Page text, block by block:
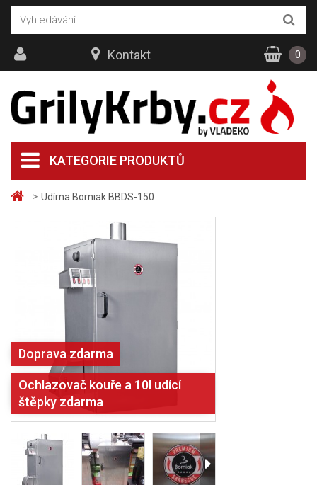
> Udírna Borniak BBDS-150
Doprava zdarma
Ochlazovač kouře a 10l udící
štěpky zdarma
KATEGORIE PRODUKTŮ
Kontakt 0